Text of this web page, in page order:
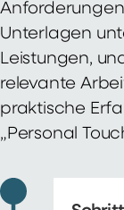
Unterlagen
Leistungen,
relevante
praktische
„Personal